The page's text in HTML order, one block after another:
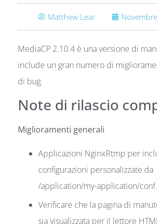
Matthew Lear
MediaCP 2.10.4 è una versione di
include un gran numero di
di bug.
Note di rilascio
Miglioramenti generali
Applicazioni NginxRtmp per
configurazioni personalizzate da
/application/my-application/
Verificare che la pagina di
sia visualizzata per il lettore